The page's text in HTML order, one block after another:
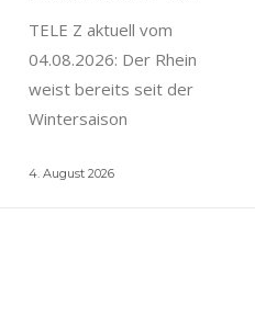
TELE Z aktuell vom
04.08.2026: Der Rhein
weist bereits seit der
Wintersaison
4. August 2026